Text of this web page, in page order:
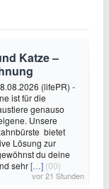
Katze –
(lifePR) -
ist für die
genauso
Unsere
bietet
Lösung zur
du deine
sehr[…] (00)
vor 21 Stunden